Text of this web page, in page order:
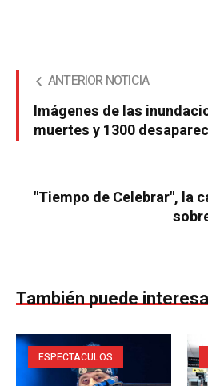
ANTERIOR NOTICIA
Imágenes de las
muertes y 1300
"Tiempo de Celebrar", la
También puede
ESPECTACULOS